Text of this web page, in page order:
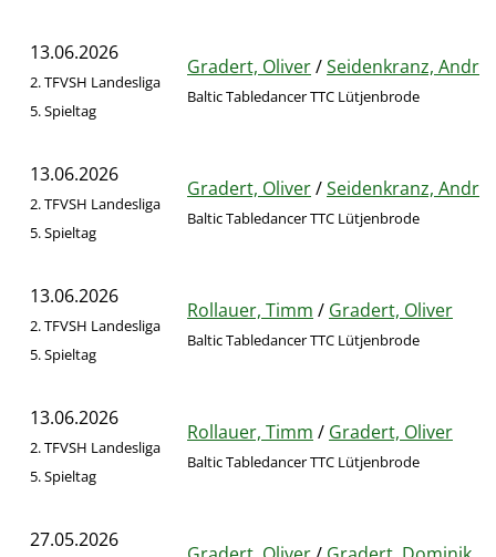
13.06.2026
2. TFVSH Landesliga
5. Spieltag
Gradert, Oliver/Seidenkranz, Andre
Baltic Tabledancer TTC Lütjenbrode
13.06.2026
2. TFVSH Landesliga
5. Spieltag
Gradert, Oliver/Seidenkranz, Andre
Baltic Tabledancer TTC Lütjenbrode
13.06.2026
2. TFVSH Landesliga
5. Spieltag
Rollauer, Timm / Gradert, Oliver
Baltic Tabledancer TTC Lütjenbrode
13.06.2026
2. TFVSH Landesliga
5. Spieltag
Rollauer, Timm / Gradert, Oliver
Baltic Tabledancer TTC Lütjenbrode
27.05.2026